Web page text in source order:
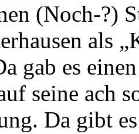
(Noch-?)
als
gab es
seine ach
Da gibt